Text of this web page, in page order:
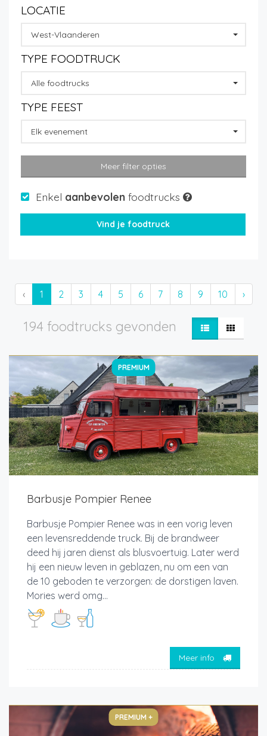
LOCATIE
West-Vlaanderen
TYPE FOODTRUCK
Alle foodtrucks
TYPE FEEST
Elk evenement
Meer filter opties
Enkel aanbevolen foodtrucks
‹ 1 2 3 4 5 6 7 8 9 10 ›
194 foodtrucks gevonden
PREMIUM
Barbusje Pompier Renee
Barbusje Pompier Renee was in een vorig leven
een levensreddende truck. Bij de brandweer
deed hij jaren dienst als blusvoertuig. Later werd
hij een nieuw leven in geblazen, nu om een van
de 10 geboden te verzorgen: de dorstigen laven.
Mories werd omg...
Meer info
PREMIUM +